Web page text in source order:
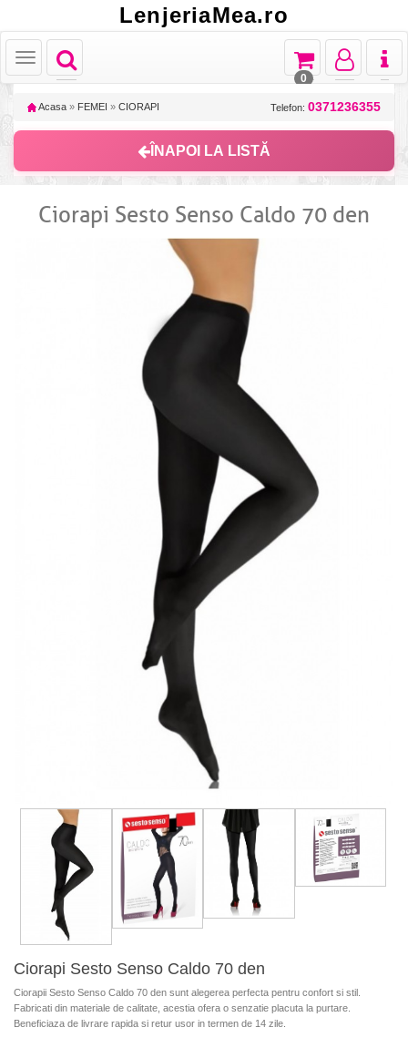
LenjeriaMea.ro
Toggle
navigation
Toggle
Toggle
navigation
Toggle
navigation
Toggle
navigation
0
Acasa » FEMEI » CIORAPI Telefon: 0371236355
ÎNAPOI LA LISTĂ
Ciorapi Sesto Senso Caldo 70 den
Ciorapi Sesto Senso Caldo 70 den
Ciorapii Sesto Senso Caldo 70 den sunt alegerea perfecta pentru confort si stil.
Fabricati din materiale de calitate, acestia ofera o senzatie placuta la purtare.
Beneficiaza de livrare rapida si retur usor in termen de 14 zile.